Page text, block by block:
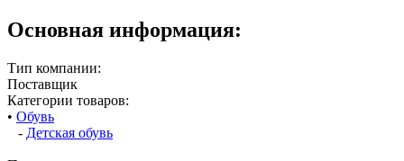
Основная информация:
Тип компании:
Поставщик
Категории товаров:
• Обувь
- Детская обувь